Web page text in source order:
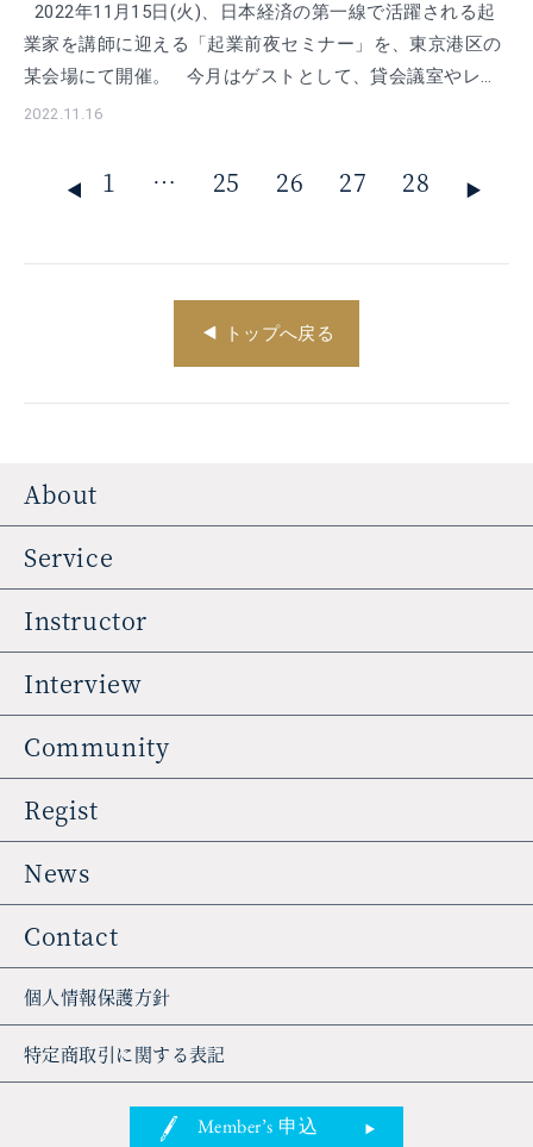
2022年11月15日(火)、日本経済の第一線で活躍される起
業家を講師に迎える「起業前夜セミナー」を、東京港区の
某会場にて開催。 今月はゲストとして、貸会議室やレン
タルオフィスなどオンデマンド […]
2022.11.16
1 … 25 26 27 28
トップへ戻る
About
Service
Instructor
Interview
Community
Regist
News
Contact
個人情報保護方針
特定商取引に関する表記
Member’s 申込